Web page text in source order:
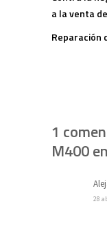
a la venta
Reparación
1
M400
28